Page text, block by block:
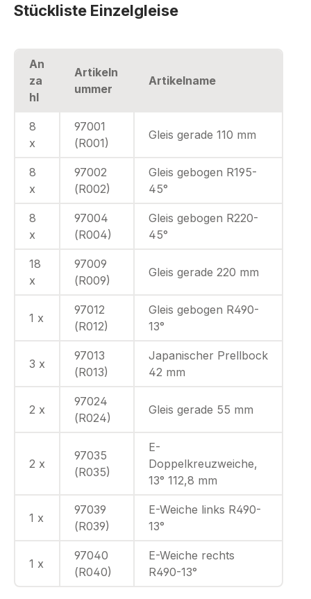
Stückliste Einzelgleise
An
za
hl
Artikeln
ummer
Artikelname
8
x
97001
(R001)
Gleis gerade 110 mm
8
x
97002
(R002)
Gleis gebogen R195-
45°
8
x
97004
(R004)
Gleis gebogen R220-
45°
18
x
97009
(R009)
Gleis gerade 220 mm
1 x
97012
(R012)
Gleis gebogen R490-
13°
3 x
97013
(R013)
Japanischer Prellbock
42 mm
2 x
97024
(R024)
Gleis gerade 55 mm
2 x
97035
(R035)
E-
Doppelkreuzweiche,
13° 112,8 mm
1 x
97039
(R039)
E-Weiche links R490-
13°
1 x
97040
(R040)
E-Weiche rechts
R490-13°